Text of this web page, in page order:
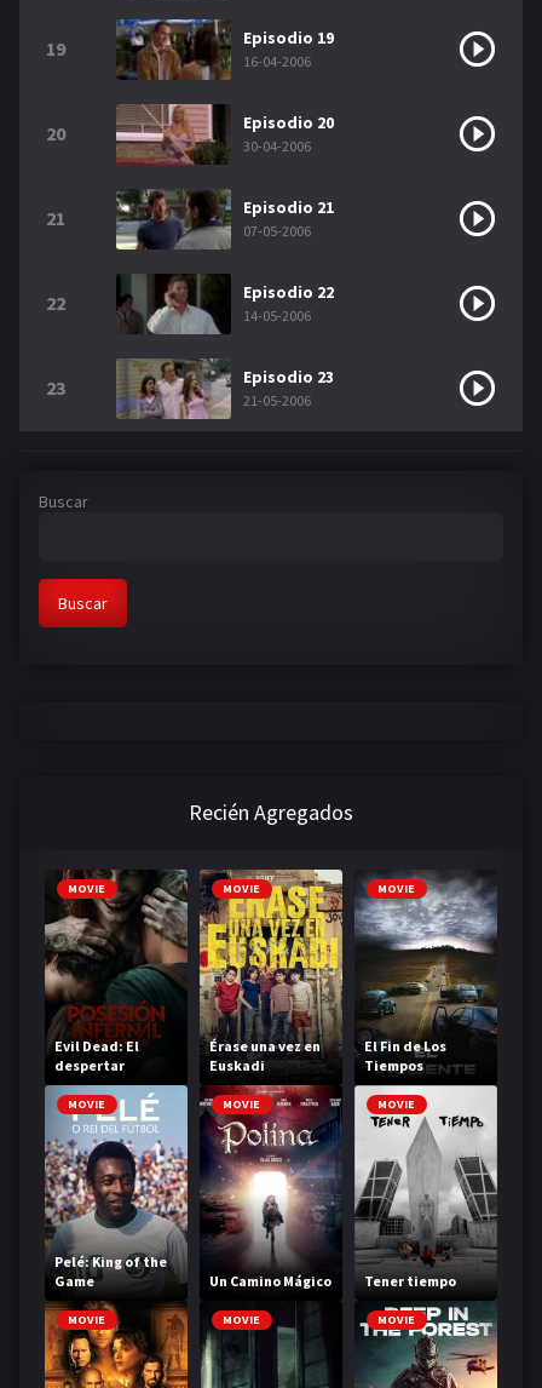
19 Episodio 19
16-04-2006
20 Episodio 20
30-04-2006
21 Episodio 21
07-05-2006
22 Episodio 22
14-05-2006
23 Episodio 23
21-05-2006
Buscar
Buscar
Recién Agregados
MOVIE
Evil Dead: El
despertar
MOVIE
Érase una vez en
Euskadi
MOVIE
El Fin de Los
Tiempos
MOVIE
Pelé: King of the
Game
MOVIE
Un Camino Mágico
MOVIE
Tener tiempo
MOVIE MOVIE MOVIE